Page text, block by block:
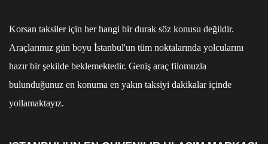
Korsan taksiler için her hangi bir durak söz konusu değildir.
Araçlarımız gün boyu İstanbul'un tüm noktalarında yolcularını
hazır bir şekilde beklemektedir. Geniş araç filomuzla
bulunduğunuz en konuma en yakın taksiyi dakikalar içinde
yollamaktayız.